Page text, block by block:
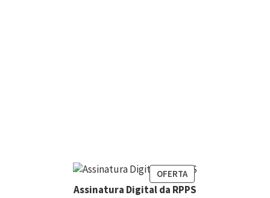
OFERTA
Assinatura Digital da RPPS